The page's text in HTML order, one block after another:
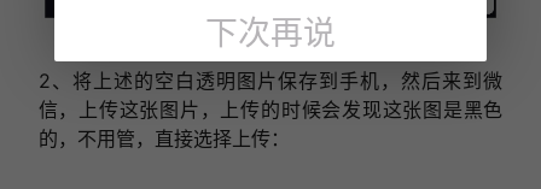
2、将上述的空白透明图片保存到手机，然后来到微
信，上传这张图片，上传的时候会发现这张图是黑色
的，不用管，直接选择上传：
下次再说